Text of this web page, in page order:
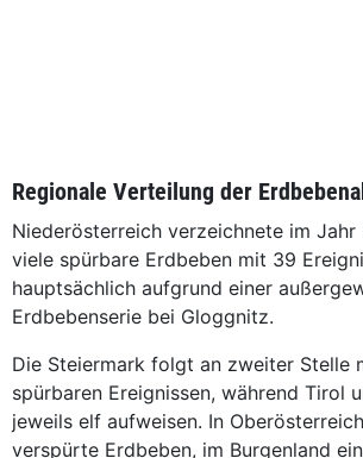
Regionale Verteilung der
Niederösterreich verzeichnete im
viele spürbare Erdbeben mit 39
hauptsächlich aufgrund einer
Erdbebenserie bei Gloggnitz.
Die Steiermark folgt an zweiter Stelle
spürbaren Ereignissen, während Tirol
jeweils elf aufweisen. In
verspürte Erdbeben, im Burgenland